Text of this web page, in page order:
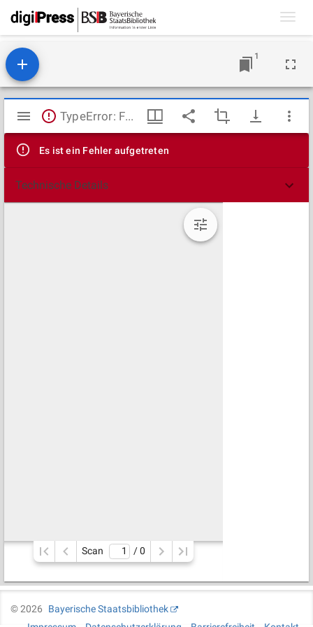
1
Mirador
Viewer
TypeError: Failed to fetch
Es ist ein Fehler aufgetreten
Technische Details
Scan / 0
©2026
Bayerische Staatsbibliothek